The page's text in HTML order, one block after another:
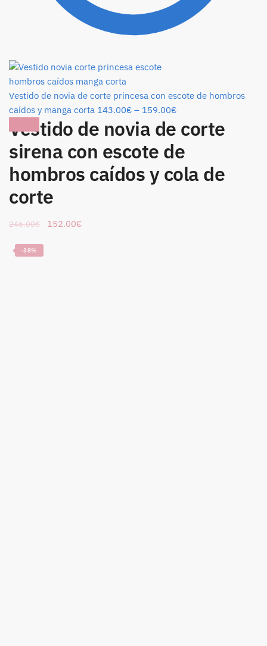
Vestido de novia de corte princesa con escote de hombros
caídos y manga corta 143.00€ – 159.00€
Vestido de novia de corte
sirena con escote de
hombros caídos y cola de
corte
246.00€ 152.00€
-38%